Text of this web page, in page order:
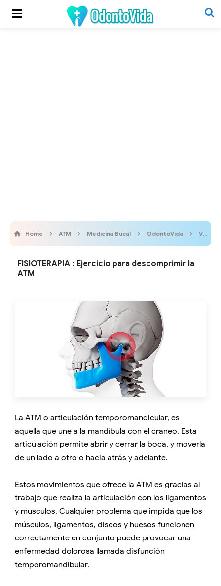
Home ATM Medicina Bucal OdontoVida Videos
FISIOTERAPIA : Ejercicio para descomprimir la
ATM
La ATM o articulación temporomandicular, es
aquella que une a la mandíbula con el craneo. Esta
articulación permite abrir y cerrar la boca, y moverla
de un lado a otro o hacia atrás y adelante.
Estos movimientos que ofrece la ATM es gracias al
trabajo que realiza la articulación con los ligamentos
y musculos. Cualquier problema que impida que los
músculos, ligamentos, discos y huesos funcionen
correctamente en conjunto puede provocar una
enfermedad dolorosa llamada disfunción
temporomandibular.